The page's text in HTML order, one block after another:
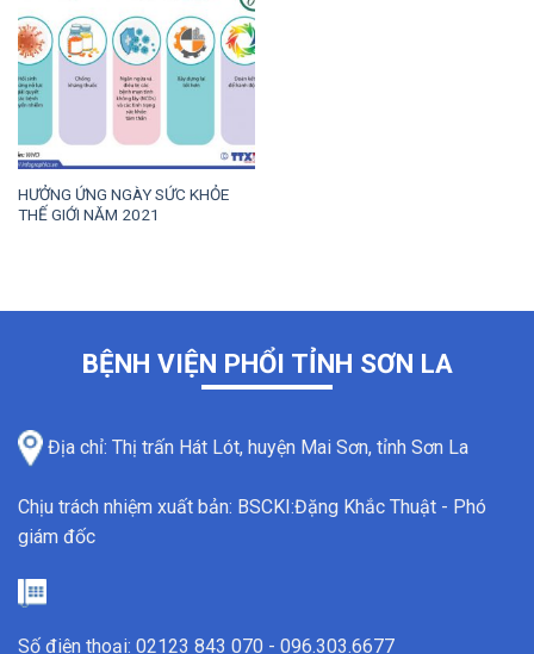
HƯỞNG ỨNG NGÀY SỨC KHỎE
THẾ GIỚI NĂM 2021
BỆNH VIỆN PHỔI TỈNH SƠN LA
Địa chỉ: Thị trấn Hát Lót, huyện Mai Sơn, tỉnh Sơn La
Chịu trách nhiệm xuất bản: BSCKI:Đặng Khắc Thuật - Phó
giám đốc
Số điện thoại: 02123 843 070 - 096.303.6677